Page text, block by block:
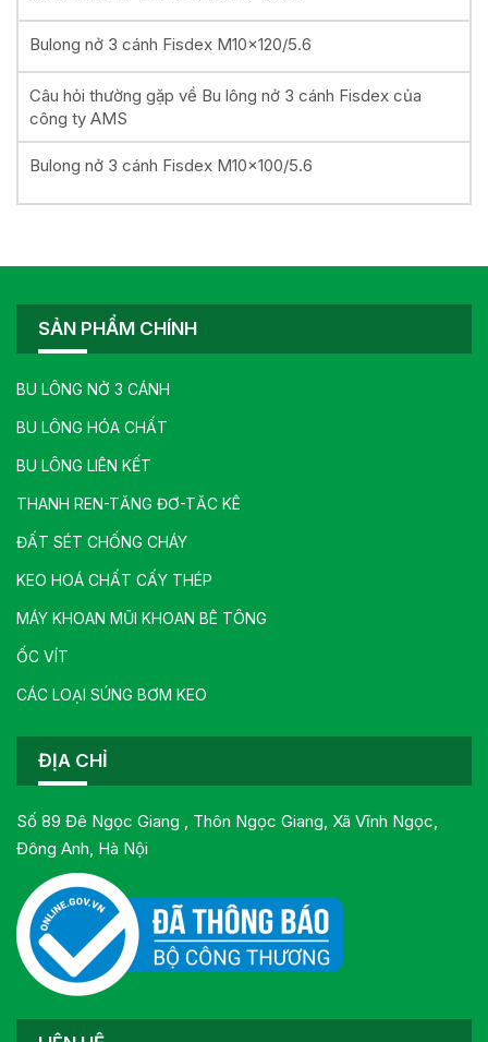
Bulong nở 3 cánh Fisdex M10x120/5.6
Câu hỏi thường gặp về Bu lông nở 3 cánh Fisdex của
công ty AMS
Bulong nở 3 cánh Fisdex M10x100/5.6
SẢN PHẨM CHÍNH
BU LÔNG NỞ 3 CÁNH
BU LÔNG HÓA CHẤT
BU LÔNG LIÊN KẾT
THANH REN-TĂNG ĐƠ-TĂC KÊ
ĐẤT SÉT CHỐNG CHÁY
KEO HOÁ CHẤT CẤY THÉP
MÁY KHOAN MŨI KHOAN BÊ TÔNG
ỐC VÍT
CÁC LOẠI SÚNG BƠM KEO
ĐỊA CHỈ
Số 89 Đê Ngọc Giang , Thôn Ngọc Giang, Xã Vĩnh Ngọc,
Đông Anh, Hà Nội